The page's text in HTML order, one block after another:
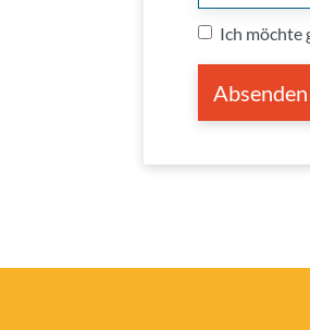
Ich möchte
Absenden